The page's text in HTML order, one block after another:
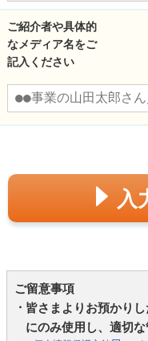
ご紹介者や具体的
なメディア名をご
記入ください
入
ご留意事項
皆さまよりお預かり
にのみ使用し、適切な